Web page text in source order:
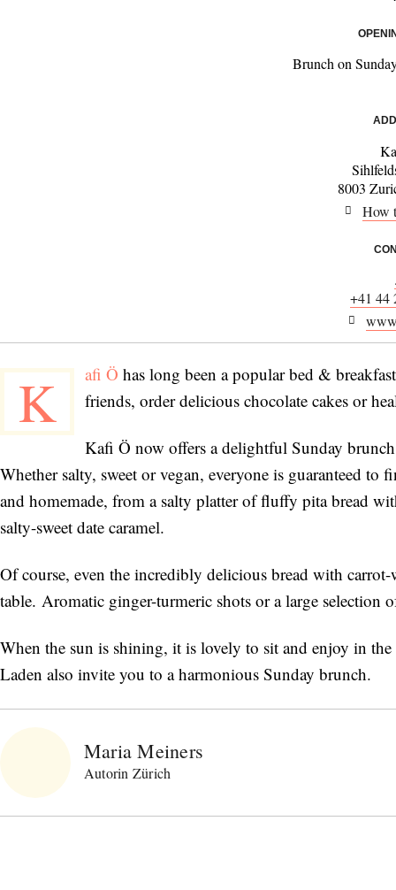
Brunch on
8003
How
+41 44
K afi Ö has long been a popular bed &
friends, order delicious chocolate cakes or
Kafi Ö now offers a delightful Sunday
Whether salty, sweet or vegan, everyone is guaranteed
and homemade, from a salty platter of fluffy pita bread
salty-sweet date caramel.
Of course, even the incredibly delicious bread with
table. Aromatic ginger-turmeric shots or a large selection
When the sun is shining, it is lovely to sit and enjoy in
Laden also invite you to a harmonious Sunday brunch.
Maria Meiners
Autorin Zürich